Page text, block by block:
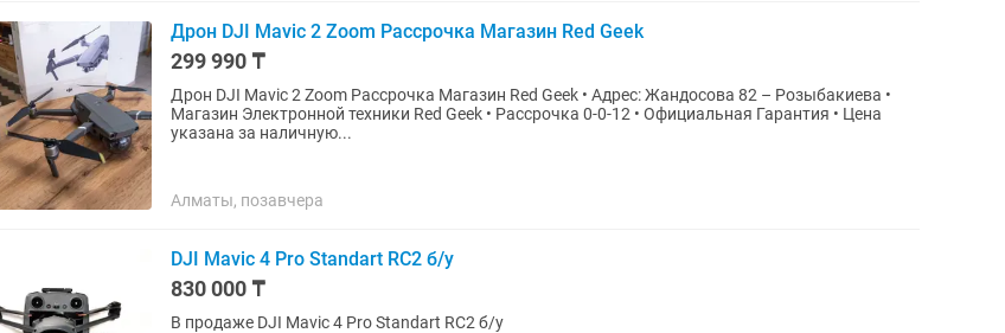
Дрон DJI Mavic 2 Zoom Рассрочка Магазин Red Geek
299 990 ₸
Дрон DJI Mavic 2 Zoom Рассрочка Магазин Red Geek • Адрес: Жандосова 82 – Розыбакиева •
Магазин Электронной техники Red Geek • Рассрочка 0-0-12 • Официальная Гарантия • Цена
указана за наличную...
Алматы, позавчера
DJI Mavic 4 Pro Standart RC2 б/у
830 000 ₸
В продаже DJI Mavic 4 Pro Standart RC2 б/у